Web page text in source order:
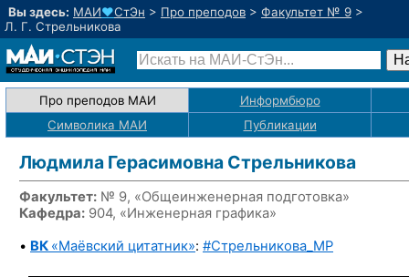
Вы здесь: МАИ♥СтЭн > Про преподов > Факультет № 9 >
Л. Г. Стрельникова
Про преподов МАИ
Информбюро
Символика МАИ
Публикации
Людмила Герасимовна Стрельникова
Факультет: № 9, «Общеинженерная подготовка»
Кафедра: 904, «Инженерная графика»
• ВК «Маёвский цитатник»: #Стрельникова_MP